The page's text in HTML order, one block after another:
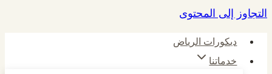
التجاوز إلى المحتوى
ديكورات الرياض
خدماتنا